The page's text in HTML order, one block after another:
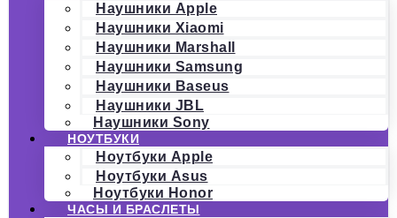
Наушники Apple
Наушники Xiaomi
Наушники Marshall
Наушники Samsung
Наушники Baseus
Наушники JBL
Наушники Sony
НОУТБУКИ
Ноутбуки Apple
Ноутбуки Asus
Ноутбуки Honor
ЧАСЫ И БРАСЛЕТЫ